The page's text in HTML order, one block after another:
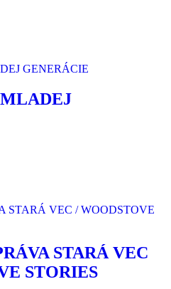
STARÁ VEC
STORIES